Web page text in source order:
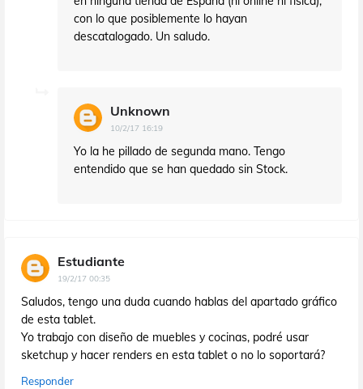
con lo que posiblemente lo hayan
descatalogado. Un saludo.
Unknown
10/2/17 16:19
Yo la he pillado de segunda mano. Tengo
entendido que se han quedado sin Stock.
Estudiante
19/2/17 00:35
Saludos, tengo una duda cuando hablas del apartado gráfico
de esta tablet.
Yo trabajo con diseño de muebles y cocinas, podré usar
sketchup y hacer renders en esta tablet o no lo soportará?
Responder